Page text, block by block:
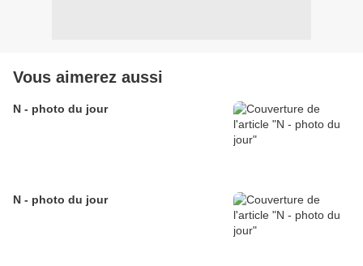
Vous aimerez aussi
N - photo du jour
N - photo du jour